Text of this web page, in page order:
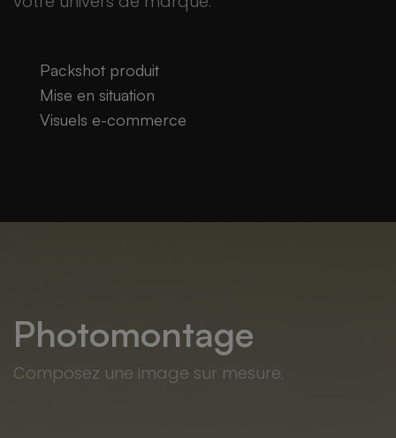
Packshot produit
Mise en situation
Visuels e-commerce
Photomontage
Composez une image sur mesure.